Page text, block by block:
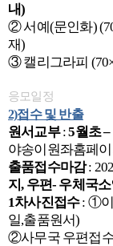
내)
② 서예(문인화)
재)
③ 캘리그라피
응모일정
2)접수 및 반출
원서교부 :5월초–
야송이원좌홈페
출품접수마감:
지, 우편- 우체국
1차사진접수: ①이
일,출품원서)
②사무국 우편접